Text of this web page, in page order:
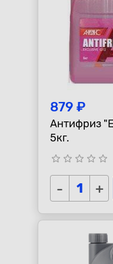
879 ₽
Антифриз
5кг.
star_border star_border star_border star_border star_border
- +